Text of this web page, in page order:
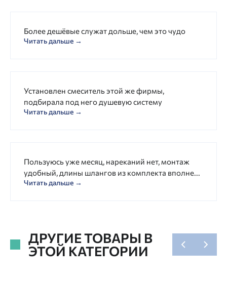
Более дешёвые служат дольше, чем это чудо
Читать дальше →
Установлен смеситель этой же фирмы,
подбирала под него душевую систему
Читать дальше →
Пользуюсь уже месяц, нареканий нет, монтаж
удобный, длины шлангов из комплекта вполне...
Читать дальше →
ДРУГИЕ ТОВАРЫ В
ЭТОЙ КАТЕГОРИИ